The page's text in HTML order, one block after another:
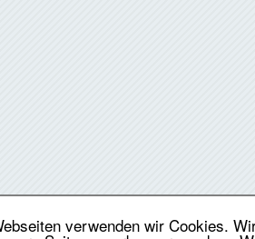
verwenden wir Cookies.